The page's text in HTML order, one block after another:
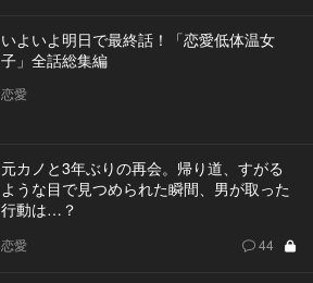
いよいよ明日で最終話！「恋愛低体温女
子」全話総集編
恋愛
元カノと3年ぶりの再会。帰り道、すがる
ような目で見つめられた瞬間、男が取った
行動は…？
恋愛 44